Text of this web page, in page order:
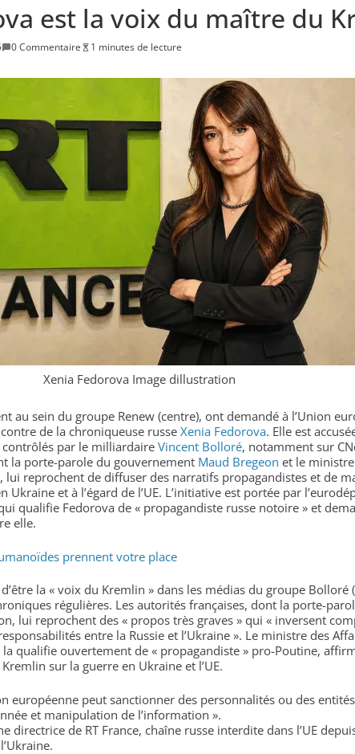
est la voix du maître du
0 Commentaire 1 minutes de lecture
Xenia Fedorova Image dillustration
au sein du groupe Renew (centre), ont demandé à l’Union
de la chroniqueuse russe Xenia Fedorova. Elle est
par le milliardaire Vincent Bolloré, notamment sur
la porte-parole du gouvernement Maud Bregeon et le
, lui reprochent de diffuser des narratifs propagandistes et de
Ukraine et à l’égard de l’UE. L’initiative est portée par
qualifie Fedorova de « propagandiste russe notoire » et
elle.
prennent votre place
la « voix du Kremlin » dans les médias du groupe Bolloré
régulières. Les autorités françaises, dont la porte-
lui reprochent des « propos très graves » qui « inversent
entre la Russie et l’Ukraine ». Le ministre des
qualifie ouvertement de « propagandiste » pro-Poutine,
sur la guerre en Ukraine et l’UE.
européenne peut sanctionner des personnalités ou des
et manipulation de l’information ».
directrice de RT France, chaîne russe interdite dans l’UE